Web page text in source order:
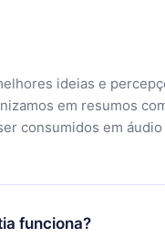
ideias e
em resumos
consumidos em
funciona?